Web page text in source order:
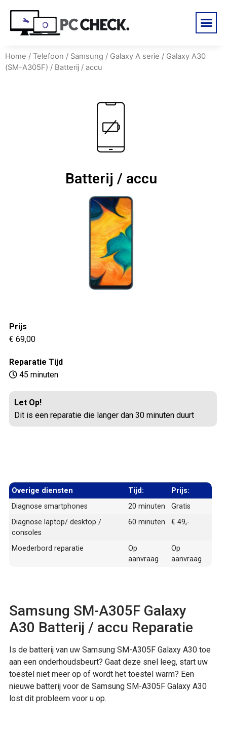
Home / Telefoon / Samsung / Galaxy A serie / Galaxy A30
(SM-A305F) / Batterij / accu
Batterij / accu
Prijs
€ 69,00
Reparatie Tijd
45 minuten
Let Op!
Dit is een reparatie die langer dan 30 minuten duurt
Overige diensten Tijd:
Prijs:
Diagnose smartphones
20 minuten
Gratis
Diagnose laptop/ desktop /
consoles
60 minuten € 49,-
Moederbord reparatie
Op
aanvraag
Op
aanvraag
Samsung SM-A305F Galaxy
A30 Batterij / accu Reparatie
Is de batterij van uw Samsung SM-A305F Galaxy A30 toe
aan een onderhoudsbeurt? Gaat deze snel leeg, start uw
toestel niet meer op of wordt het toestel warm? Een
nieuwe batterij voor de Samsung SM-A305F Galaxy A30
lost dit probleem voor u op.